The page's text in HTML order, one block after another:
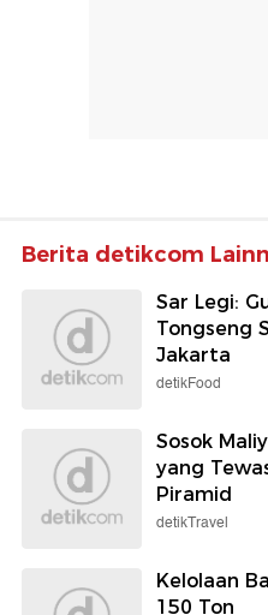
Berita detikcom
Sar Legi:
Tongseng
Jakarta
detikFood
Sosok
yang
Piramid
detikTravel
Kelolaan
150 Ton